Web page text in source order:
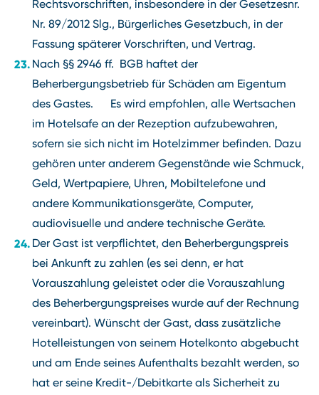
Rechtsvorschriften, insbesondere in der Gesetzesnr.
Nr. 89/2012 Slg., Bürgerliches Gesetzbuch, in der
Fassung späterer Vorschriften, und Vertrag.
Nach §§ 2946 ff. BGB haftet der
Beherbergungsbetrieb für Schäden am Eigentum
des Gastes. Es wird empfohlen, alle Wertsachen
im Hotelsafe an der Rezeption aufzubewahren,
sofern sie sich nicht im Hotelzimmer befinden. Dazu
gehören unter anderem Gegenstände wie Schmuck,
Geld, Wertpapiere, Uhren, Mobiltelefone und
andere Kommunikationsgeräte, Computer,
audiovisuelle und andere technische Geräte.
Der Gast ist verpflichtet, den Beherbergungspreis
bei Ankunft zu zahlen (es sei denn, er hat
Vorauszahlung geleistet oder die Vorauszahlung
des Beherbergungspreises wurde auf der Rechnung
vereinbart). Wünscht der Gast, dass zusätzliche
Hotelleistungen von seinem Hotelkonto abgebucht
und am Ende seines Aufenthalts bezahlt werden, so
hat er seine Kredit-/Debitkarte als Sicherheit zu